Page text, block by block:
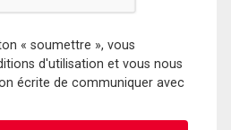
« soumettre », vous
d'utilisation et vous nous
écrite de communiquer avec